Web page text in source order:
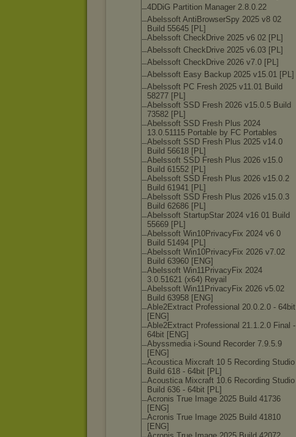
4DDiG Partition Manager 2.8.0.22
Abelssoft AntiBrowserSpy 2025 v8 02
Build 55645 [PL]
Abelssoft CheckDrive 2025 v6 02 [PL]
Abelssoft CheckDrive 2025 v6.03 [PL]
Abelssoft CheckDrive 2026 v7.0 [PL]
Abelssoft Easy Backup 2025 v15.01 [PL]
Abelssoft PC Fresh 2025 v11.01 Build
58277 [PL]
Abelssoft SSD Fresh 2026 v15.0.5 Build
73582 [PL]
Abelssoft SSD Fresh Plus 2024
13.0.51115 Portable by FC Portables
Abelssoft SSD Fresh Plus 2025 v14.0
Build 56618 [PL]
Abelssoft SSD Fresh Plus 2026 v15.0
Build 61552 [PL]
Abelssoft SSD Fresh Plus 2026 v15.0.2
Build 61941 [PL]
Abelssoft SSD Fresh Plus 2026 v15.0.3
Build 62686 [PL]
Abelssoft StartupStar 2024 v16 01 Build
55669 [PL]
Abelssoft Win10PrivacyFix 2024 v6 0
Build 51494 [PL]
Abelssoft Win10PrivacyFix 2026 v7.02
Build 63960 [ENG]
Abelssoft Win11PrivacyFix 2024
3.0.51621 (x64) Reyail
Abelssoft Win11PrivacyFix 2026 v5.02
Build 63958 [ENG]
Able2Extract Professional 20.0.2.0 - 64bit
[ENG]
Able2Extract Professional 21.1.2.0 Final -
64bit [ENG]
Abyssmedia i-Sound Recorder 7.9.5.9
[ENG]
Acoustica Mixcraft 10 5 Recording Studio
Build 618 - 64bit [PL]
Acoustica Mixcraft 10.6 Recording Studio
Build 636 - 64bit [PL]
Acronis True Image 2025 Build 41736
[ENG]
Acronis True Image 2025 Build 41810
[ENG]